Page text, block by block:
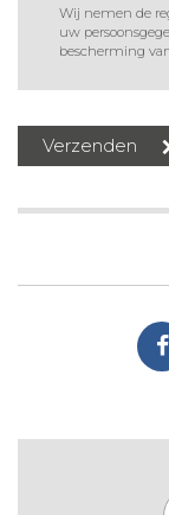
Wij nemen de
uw
bescherming